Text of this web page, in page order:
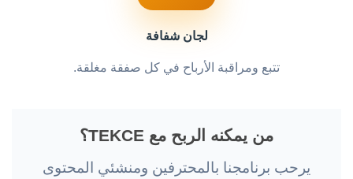
لجان شفافة
تتبع ومراقبة الأرباح في كل صفقة مغلقة.
من يمكنه الربح مع TEKCE؟
يرحب برنامجنا بالمحترفين ومنشئي المحتوى